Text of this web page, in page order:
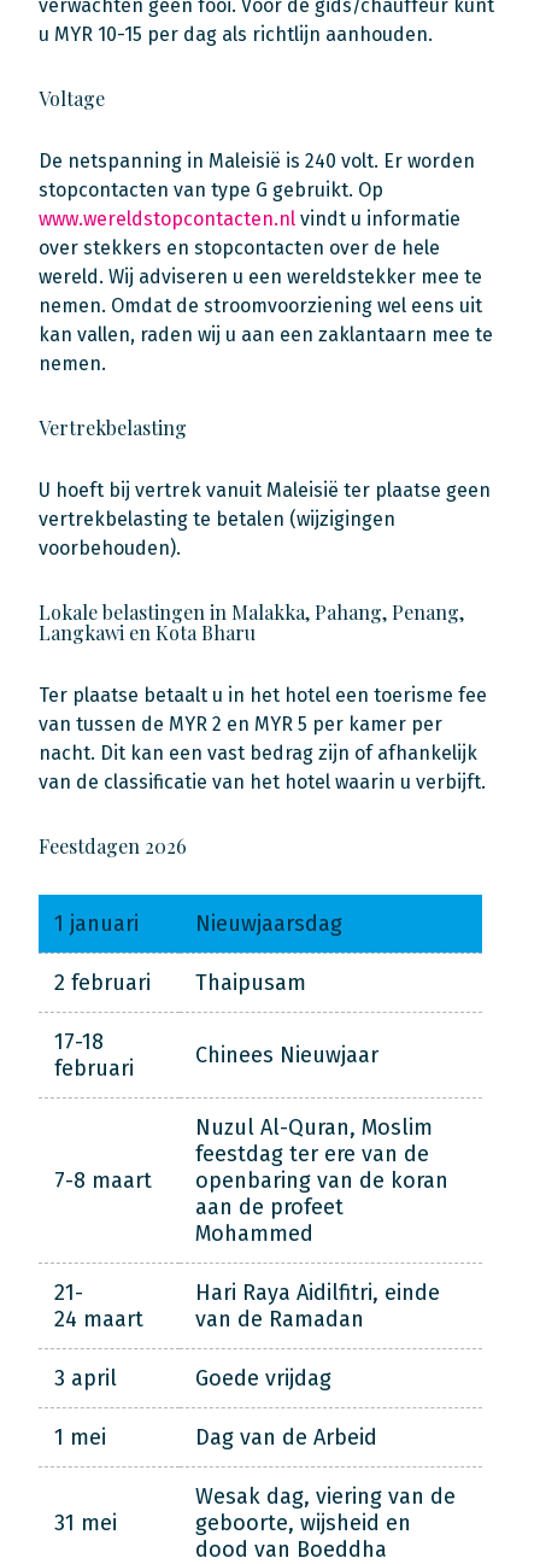
verwachten geen fooi. Voor de gids/chauffeur kunt
u MYR 10-15 per dag als richtlijn aanhouden.
Voltage
De netspanning in Maleisië is 240 volt. Er worden
stopcontacten van type G gebruikt. Op
www.wereldstopcontacten.nl vindt u informatie
over stekkers en stopcontacten over de hele
wereld. Wij adviseren u een wereldstekker mee te
nemen. Omdat de stroomvoorziening wel eens uit
kan vallen, raden wij u aan een zaklantaarn mee te
nemen.
Vertrekbelasting
U hoeft bij vertrek vanuit Maleisië ter plaatse geen
vertrekbelasting te betalen (wijzigingen
voorbehouden).
Lokale belastingen in Malakka, Pahang, Penang,
Langkawi en Kota Bharu
Ter plaatse betaalt u in het hotel een toerisme fee
van tussen de MYR 2 en MYR 5 per kamer per
nacht. Dit kan een vast bedrag zijn of afhankelijk
van de classificatie van het hotel waarin u verbijft.
Feestdagen 2026
1 januari Nieuwjaarsdag
2 februari Thaipusam
17-18
februari
Chinees Nieuwjaar
7-8 maart
Nuzul Al-Quran, Moslim
feestdag ter ere van de
openbaring van de koran
aan de profeet
Mohammed
21-
24 maart
Hari Raya Aidilfitri, einde
van de Ramadan
3 april Goede vrijdag
1 mei Dag van de Arbeid
31 mei
Wesak dag, viering van de
geboorte, wijsheid en
dood van Boeddha